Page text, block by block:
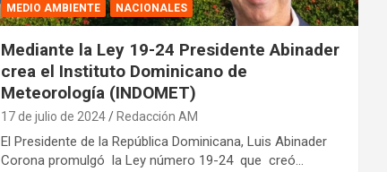
MEDIO AMBIENTE NACIONALES
Mediante la Ley 19-24 Presidente Abinader
crea el Instituto Dominicano de
Meteorología (INDOMET)
17 de julio de 2024 Redacción AM
El Presidente de la República Dominicana, Luis Abinader
Corona promulgó la Ley número 19-24 que creó…